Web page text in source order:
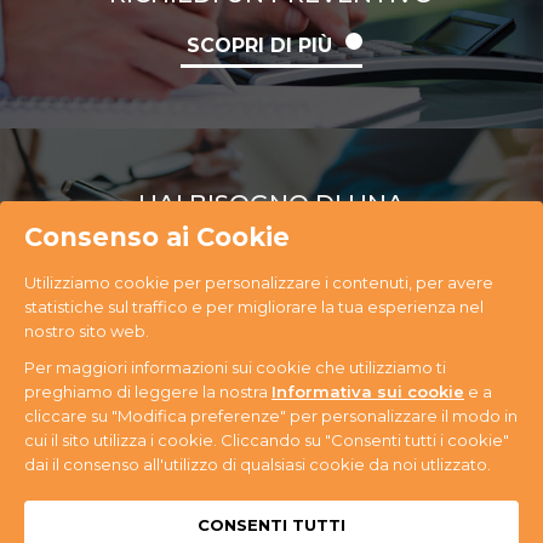
SCOPRI DI PIÙ
HAI BISOGNO DI UNA
CONSULENZA
SCOPRI DI PIÙ
PR Ecology S.r.l. Via Antonini, 14 - 33074
Fontanafredda (PN) - Tel. +39 0434 365059 - P.IVA
n. 01080580937
Privacy & Cookie
Consenso ai Cookie
Utilizziamo cookie per personalizzare i contenuti, per avere
statistiche sul traffico e per migliorare la tua esperienza nel
nostro sito web.
Per maggiori informazioni sui cookie che utilizziamo ti
preghiamo di leggere la nostra Informativa sui cookie e a
cliccare su "Modifica preferenze" per personalizzare il modo in
cui il sito utilizza i cookie. Cliccando su "Consenti tutti i cookie"
dai il consenso all'utilizzo di qualsiasi cookie da noi utlizzato.
CONSENTI TUTTI